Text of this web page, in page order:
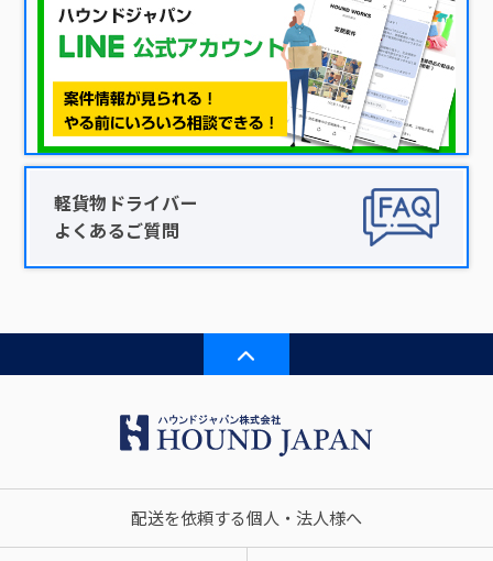
軽貨物ドライバー
よくあるご質問
配送を依頼する個人・法人様へ